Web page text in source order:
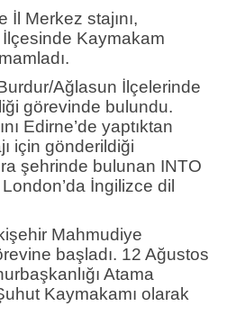
İl Merkez stajını,
Kaymakam
Ağlasun İlçelerinde
görevinde bulundu.
Edirne’de yaptıktan
için gönderildiği
şehrinde bulunan INTO
İngilizce dil
Mahmudiye
başladı. 12 Ağustos
Atama
Kaymakamı olarak